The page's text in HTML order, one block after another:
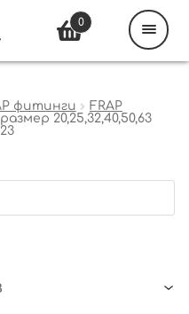
фитинги
FRAP
20,25,32,40,50,63
0